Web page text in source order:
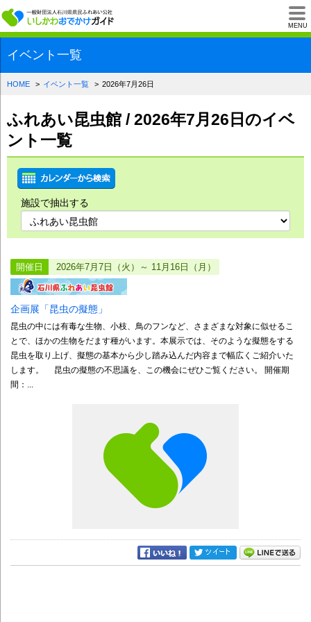
MENU
一般財団法人石川
イベント一覧
HOME イベント一覧 2026年7月26日
ふれあい昆虫館 / 2026年7月26日のイベ
ント一覧
施設で抽出する
開催日 2026年7月7日（火）～ 11月16日（月）
企画展「昆虫の擬態」
昆虫の中には有毒な生物、小枝、鳥のフンなど、さまざまな対象に似せるこ
とで、ほかの生物をだます種がいます。本展示では、そのような擬態をする
昆虫を取り上げ、擬態の基本から少し踏み込んだ内容まで幅広くご紹介いた
します。 昆虫の擬態の不思議を、この機会にぜひご覧ください。 開催期
間：...